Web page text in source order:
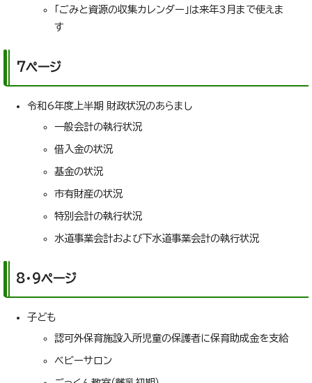
「ごみと資源の収集カレンダー」は来年3月まで使えま
す
7ページ
令和6年度上半期 財政状況のあらまし
一般会計の執行状況
借入金の状況
基金の状況
市有財産の状況
特別会計の執行状況
水道事業会計および下水道事業会計の執行状況
8・9ページ
子ども
認可外保育施設入所児童の保護者に保育助成金を支給
ベビーサロン